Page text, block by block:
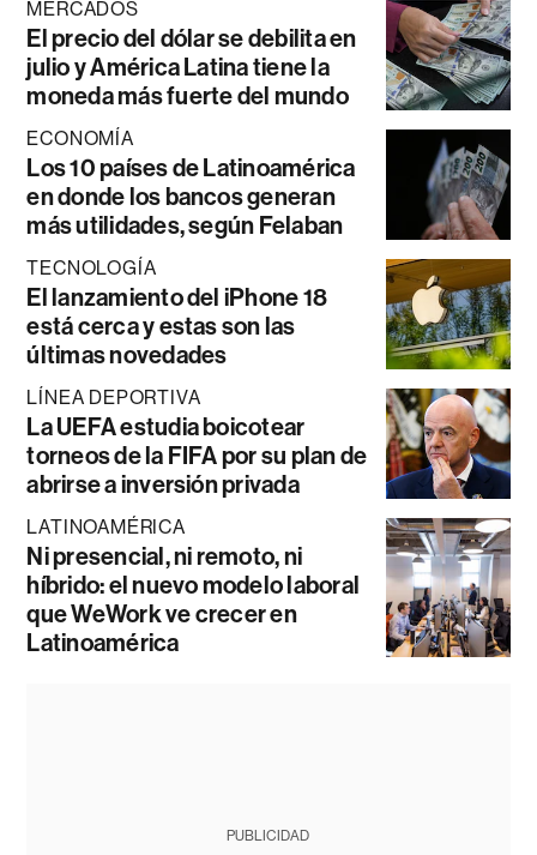
MERCADOS
El precio del dólar se debilita en
julio y América Latina tiene la
moneda más fuerte del mundo
ECONOMÍA
Los 10 países de Latinoamérica
en donde los bancos generan
más utilidades, según Felaban
TECNOLOGÍA
El lanzamiento del iPhone 18
está cerca y estas son las
últimas novedades
LÍNEA DEPORTIVA
La UEFA estudia boicotear
torneos de la FIFA por su plan de
abrirse a inversión privada
LATINOAMÉRICA
Ni presencial, ni remoto, ni
híbrido: el nuevo modelo laboral
que WeWork ve crecer en
Latinoamérica
PUBLICIDAD